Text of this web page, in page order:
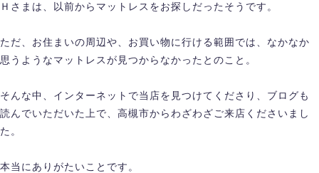
Ｈさまは、以前からマットレスをお探しだったそうです。
ただ、お住まいの周辺や、お買い物に行ける範囲では、なかなか
思うようなマットレスが見つからなかったとのこと。
そんな中、インターネットで当店を見つけてくださり、ブログも
読んでいただいた上で、高槻市からわざわざご来店くださいまし
た。
本当にありがたいことです。